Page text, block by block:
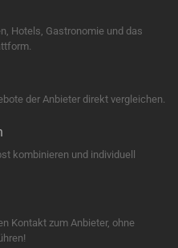
Hotels, Gastronomie und das
der Anbieter direkt vergleichen.
kombinieren und individuell
Kontakt zum Anbieter, ohne